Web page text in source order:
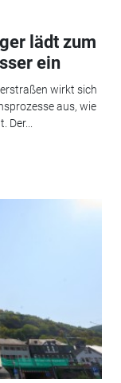
lädt zum
ein
wirkt sich
aus, wie